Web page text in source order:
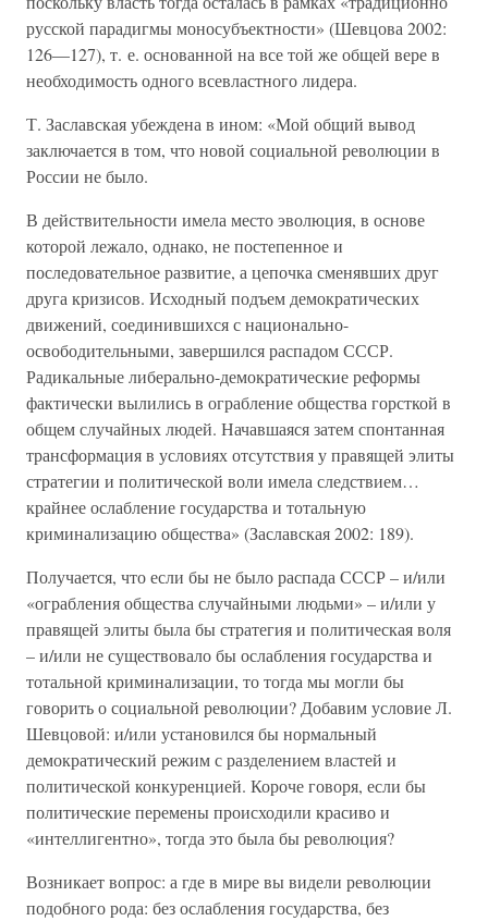
русской парадигмы моносубъектности» (Шевцова 2002:
126—127), т. е. основанной на все той же общей вере в
необходимость одного всевластного лидера.
Т. Заславская убеждена в ином: «Мой общий вывод
заключается в том, что новой социальной революции в
России не было.
В действительности имела место эволюция, в основе
которой лежало, однако, не постепенное и
последовательное развитие, а цепочка сменявших друг
друга кризисов. Исходный подъем демократических
движений, соединившихся с национально-
освободительными, завершился распадом СССР.
Радикальные либерально-демократические реформы
фактически вылились в ограбление общества горсткой в
общем случайных людей. Начавшаяся затем спонтанная
трансформация в условиях отсутствия у правящей элиты
стратегии и политической воли имела следствием…
крайнее ослабление государства и тотальную
криминализацию общества» (Заславская 2002: 189).
Получается, что если бы не было распада СССР – и/или
«ограбления общества случайными людьми» – и/или у
правящей элиты была бы стратегия и политическая воля
– и/или не существовало бы ослабления государства и
тотальной криминализации, то тогда мы могли бы
говорить о социальной революции? Добавим условие Л.
Шевцовой: и/или установился бы нормальный
демократический режим с разделением властей и
политической конкуренцией. Короче говоря, если бы
политические перемены происходили красиво и
«интеллигентно», тогда это была бы революция?
Возникает вопрос: а где в мире вы видели революции
подобного рода: без ослабления государства, без